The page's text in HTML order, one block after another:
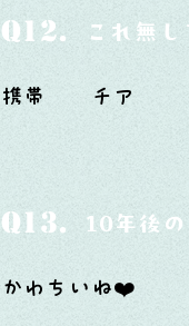
Q12. これ無
携帯 チア
Q13. 10年後
かわちいね❤️